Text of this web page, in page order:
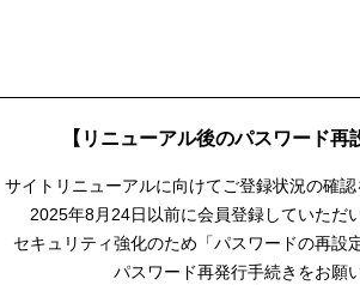
【リニューアル後のパスワード再
サイトリニューアルに向けてご登録状況の確認
2025年8月24日以前に会員登録していただ
セキュリティ強化のため「パスワードの再設
パスワード再発行手続きをお願